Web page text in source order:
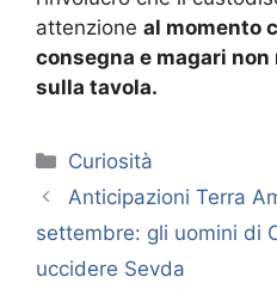
attenzione al momento
consegna e magari
sulla tavola.
Categorie
Curiosità
Anticipazioni Terra
settembre: gli uomini di
uccidere Sevda